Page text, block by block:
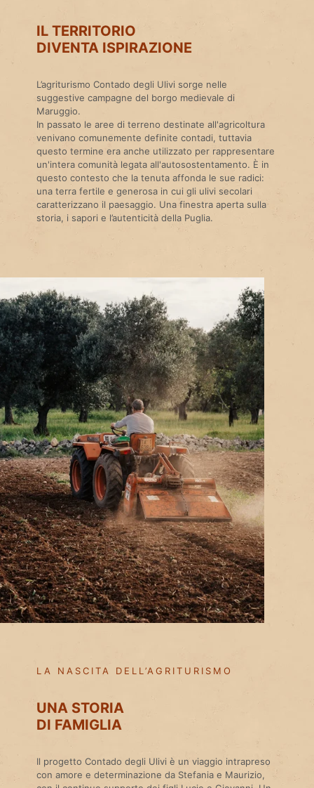
IL TERRITORIO
DIVENTA ISPIRAZIONE
L’agriturismo Contado degli Ulivi sorge nelle
suggestive campagne del borgo medievale di
Maruggio.
In passato le aree di terreno destinate all'agricoltura
venivano comunemente definite contadi, tuttavia
questo termine era anche utilizzato per rappresentare
un'intera comunità legata all'autosostentamento. È in
questo contesto che la tenuta affonda le sue radici:
una terra fertile e generosa in cui gli ulivi secolari
caratterizzano il paesaggio. Una finestra aperta sulla
storia, i sapori e l’autenticità della Puglia.
LA NASCITA DELL’AGRITURISMO
UNA STORIA
DI FAMIGLIA
Il progetto Contado degli Ulivi è un viaggio intrapreso
con amore e determinazione da Stefania e Maurizio,